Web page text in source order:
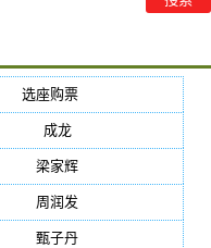
选座购票(5384)
成龙(46)
梁家辉
周润发
甄子丹